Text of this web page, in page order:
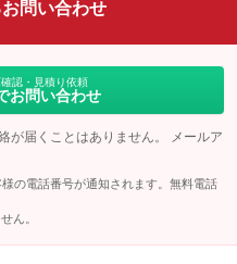
問い合わせ
認・見積り依頼
お問い合わせ
が届くことはありません。 メールア
の電話番号が通知されます。無料電話
ん。